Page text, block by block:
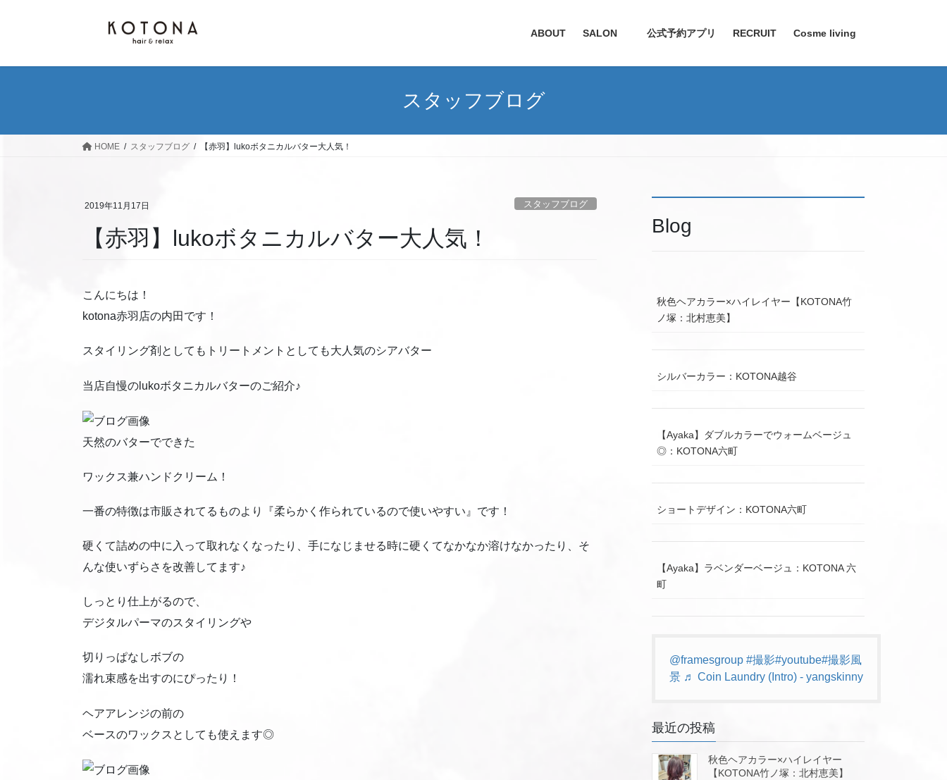
ABOUT SALON 公式予約アプリ RECRUIT Cosme living
スタッフブログ
HOME スタッフブログ 【赤羽】lukoボタニカルバター大人気！
2019年11月17日 スタッフブログ
【赤羽】lukoボタニカルバター大人気！
こんにちは！
kotona赤羽店の内田です！
スタイリング剤としてもトリートメントとしても大人気のシアバター
当店自慢のlukoボタニカルバターのご紹介♪
天然のバターでできた
ワックス兼ハンドクリーム！
一番の特徴は市販されてるものより『柔らかく作られているので使いやすい』です！
硬くて詰めの中に入って取れなくなったり、手になじませる時に硬くてなかなか溶けなかったり、そ
んな使いずらさを改善してます♪
しっとり仕上がるので、
デジタルパーマのスタイリングや
切りっぱなしボブの
濡れ束感を出すのにぴったり！
ヘアアレンジの前の
ベースのワックスとしても使えます◎
Blog
秋色ヘアカラー×ハイレイヤー【KOTONA竹
ノ塚：北村恵美】
シルバーカラー：KOTONA越谷
【Ayaka】ダブルカラーでウォームベージュ
◎：KOTONA六町
ショートデザイン：KOTONA六町
【Ayaka】ラベンダーベージュ：KOTONA 六
町
@framesgroup #撮影#youtube#撮影風
景 ♬ Coin Laundry (Intro) - yangskinny
最近の投稿
秋色ヘアカラー×ハイレイヤー
【KOTONA竹ノ塚：北村恵美】